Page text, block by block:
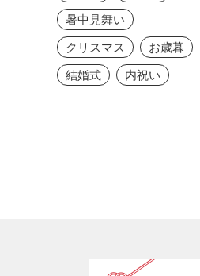
暑中見舞い
クリスマス
お歳暮
結婚式
内祝い